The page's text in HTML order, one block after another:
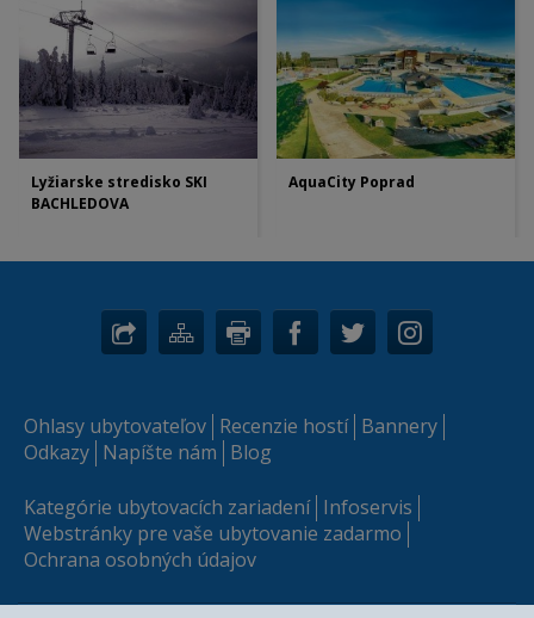
Lyžiarske stredisko SKI
BACHLEDOVA
AquaCity Poprad
Ohlasy ubytovateľov Recenzie hostí Bannery
Odkazy Napíšte nám Blog
Kategórie ubytovacích zariadení Infoservis
Webstránky pre vaše ubytovanie zadarmo
Ochrana osobných údajov